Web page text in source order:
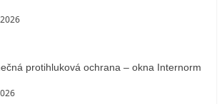
protihluková ochrana – okna Internorm